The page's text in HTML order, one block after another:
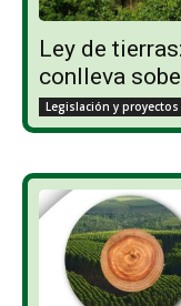
Ley de
conlleva
Legislación y proyectos